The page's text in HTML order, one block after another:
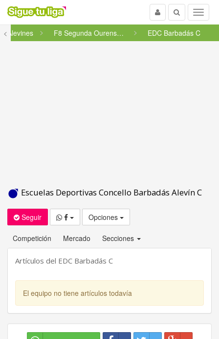
Menu
Buscar
Usuario
< Alevines F8 Segunda Ourense - Grupo 45 EDC Barbadás C
Escuelas Deportivas Concello Barbadás Alevín C
Seguir Opciones
Competición Mercado Secciones
Artículos del EDC Barbadás C
El equipo no tiene artículos todavía